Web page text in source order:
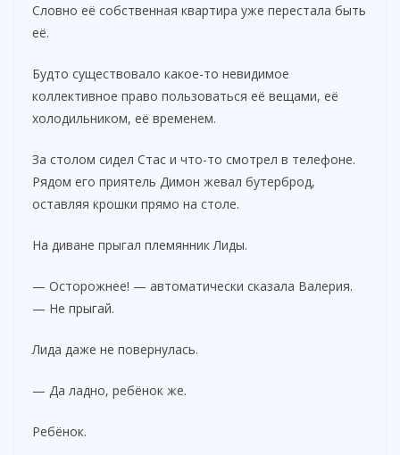
Словно её собственная квартира уже перестала быть
её.
Будто существовало какое-то невидимое
коллективное право пользоваться её вещами, её
холодильником, её временем.
За столом сидел Стас и что-то смотрел в телефоне.
Рядом его приятель Димон жевал бутерброд,
оставляя крошки прямо на столе.
На диване прыгал племянник Лиды.
— Осторожнее! — автоматически сказала Валерия.
— Не прыгай.
Лида даже не повернулась.
— Да ладно, ребёнок же.
Ребёнок.